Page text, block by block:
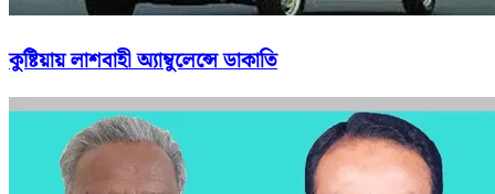
কুষ্টিয়ায় লাশবাহী অ্যাম্বুলেন্সে ডাকাতি